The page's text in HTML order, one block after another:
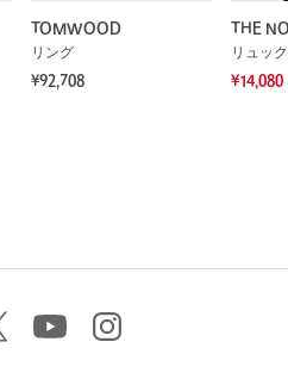
TOMWOOD
リング
¥92,708
THE
リュック
¥14,080